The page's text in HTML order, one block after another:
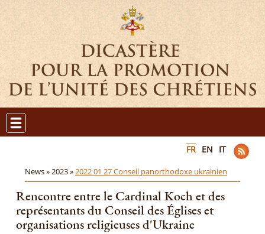
FR EN IT
News »2023 »2022 01 27 Conseil panorthodoxe ukrainien
Rencontre entre le Cardinal Koch et des
représentants du Conseil des Églises et
organisations religieuses d'Ukraine